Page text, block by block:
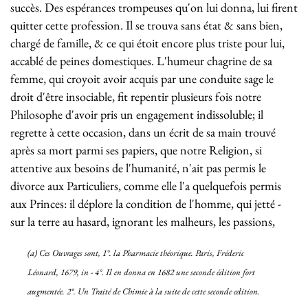
succès. Des espérances trompeuses qu'on lui donna, lui firent
quitter cette profession. Il se trouva sans état & sans bien,
chargé de famille, & ce qui étoit encore plus triste pour lui,
accablé de peines domestiques. L'humeur chagrine de sa
femme, qui croyoit avoir acquis par une conduite sage le
droit d'être insociable, fit repentir plusieurs fois notre
Philosophe d'avoir pris un engagement indissoluble; il
regrette à cette occasion, dans un écrit de sa main trouvé
après sa mort parmi ses papiers, que notre Religion, si
attentive aux besoins de l'humanité, n'ait pas permis le
divorce aux Particuliers, comme elle l'a quelquefois permis
aux Princes: il déplore la condition de l'homme, qui jetté -
sur la terre au hasard, ignorant les malheurs, les passions,
(a) Ces Ouvrages sont, 1°. la Pharmacie théorique. Paris, Fréderic
Léonard, 1679, in - 4°. Il en donna en 1682 une seconde édition fort
augmentée. 2°. Un Traité de Chimie à la suite de cette seconde edition.